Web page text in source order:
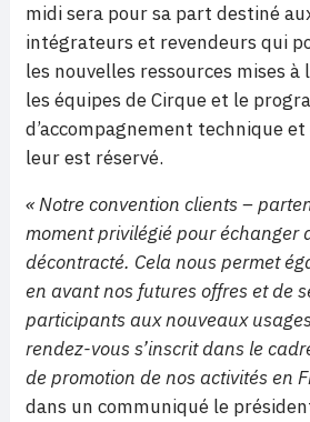
midi sera pour sa part destiné
intégrateurs et revendeurs qui
les nouvelles ressources mises
les équipes de Cirque et le
d’accompagnement technique
leur est réservé.
« Notre convention clients –
moment privilégié pour échanger
décontracté. Cela nous permet
en avant nos futures offres et de
participants aux nouveaux
rendez-vous s’inscrit dans le
de promotion de nos activités en
dans un communiqué le